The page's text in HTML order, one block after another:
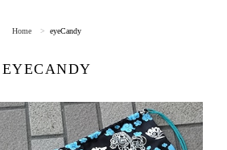
Home eyeCandy
EYECANDY